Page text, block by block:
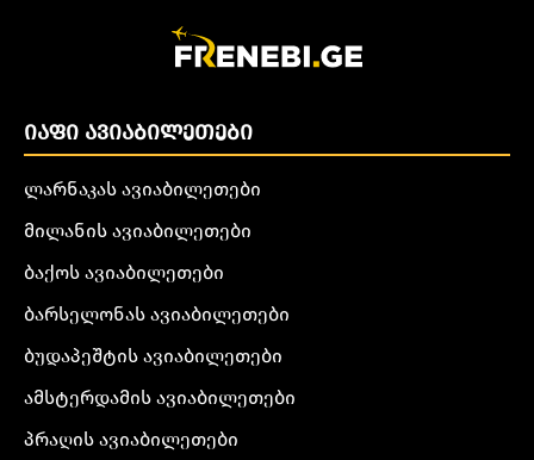
ᲘᲐᲤᲘ ᲐᲕᲘᲐᲑᲘᲚᲔᲗᲔᲑᲘ
ლარნაკას ავიაბილეთები
მილანის ავიაბილეთები
ბაქოს ავიაბილეთები
ბარსელონას ავიაბილეთები
ბუდაპეშტის ავიაბილეთები
ამსტერდამის ავიაბილეთები
პრაღის ავიაბილეთები